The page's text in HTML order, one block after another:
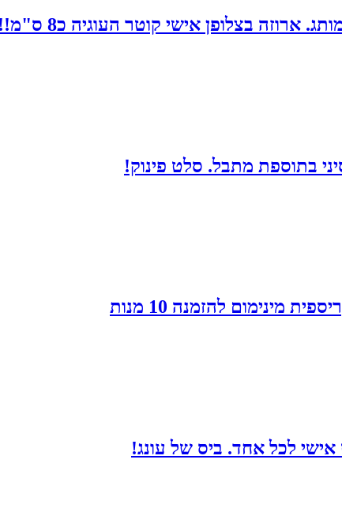
קוטר העוגיה כ8 ס"מ!!! מינימום להזמנה - 30 יחידות
בתוספת מתבל. סלט פינוק!
להזמנה 10 מנות